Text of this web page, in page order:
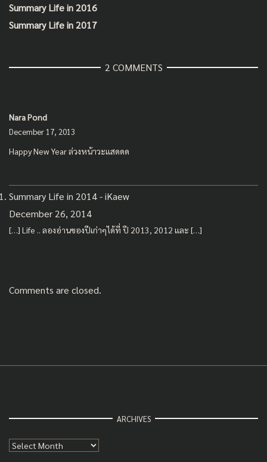
Summary Life in 2016
Summary Life in 2017
2 COMMENTS
Nara Pond
December 17, 2013
Happy New Year ล่วงหน้าวะแสดดด
Summary Life in 2014 - iKaew
December 26, 2014
[…] Life .. ลองอ่านของปีเก่าๆได้ที่ ปี 2013, 2012 และ […]
Comments are closed.
ARCHIVES
Archives